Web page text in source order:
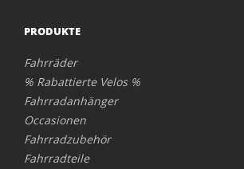
PRODUKTE
Fahrräder
% Rabattierte Velos %
Fahrradanhänger
Occasionen
Fahrradzubehör
Fahrradteile